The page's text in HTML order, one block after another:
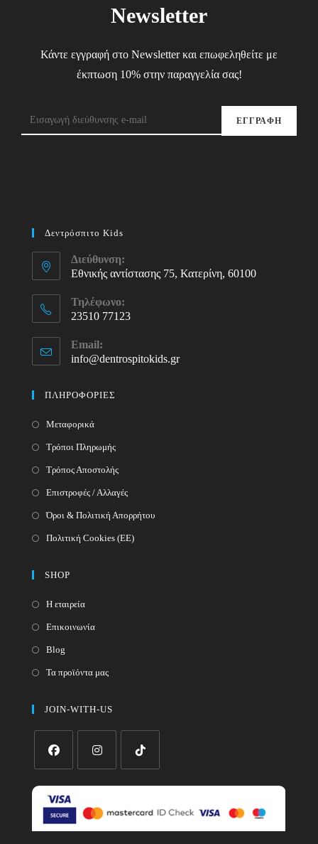
Newsletter
Κάντε εγγραφή στο Newsletter και επωφεληθείτε με
έκπτωση 10% στην παραγγελία σας!
ΕΓΓΡΑΦΗ
Δεντρόσπιτο Kids
Διεύθυνση:
Εθνικής αντίστασης 75, Κατερίνη, 60100
Τηλέφωνο:
23510 77123
in
your
Email:
info@dentrospitokids.grOpens
ΠΛΗΡΟΦΟΡΙΕΣ
Μεταφορικά
Τρόποι Πληρωμής
Τρόπος Αποστολής
Επιστροφές / Αλλαγές
Όροι & Πολιτική Απορρήτου
Πολιτική Cookies (ΕΕ)
SHOP
Η εταιρεία
Επικοινωνία
Blog
Τα προϊόντα μας
JOIN-WITH-US
new
new
a
new